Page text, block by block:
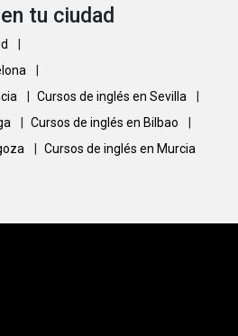
tu ciudad
Cursos de inglés en Sevilla
Cursos de inglés en Bilbao
Cursos de inglés en Murcia